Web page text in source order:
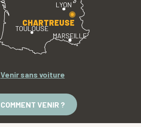
LYON
TOULOUSE
MARSEILLE
CHARTREUSE
Venir sans voiture
COMMENT VENIR ?